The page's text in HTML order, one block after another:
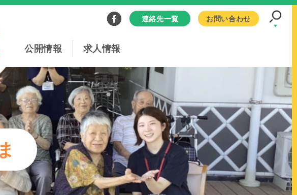
連絡先一覧 お問い合わせ
公開情報 求人情報